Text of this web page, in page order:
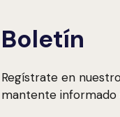
Boletín
Regístrate en
mantente informado